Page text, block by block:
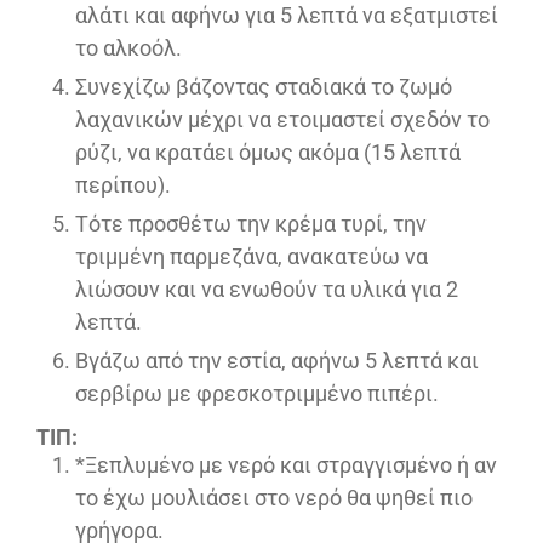
αλάτι και αφήνω για 5 λεπτά να εξατμιστεί
το αλκοόλ.
Συνεχίζω βάζοντας σταδιακά το ζωμό
λαχανικών μέχρι να ετοιμαστεί σχεδόν το
ρύζι, να κρατάει όμως ακόμα (15 λεπτά
περίπου).
Τότε προσθέτω την κρέμα τυρί, την
τριμμένη παρμεζάνα, ανακατεύω να
λιώσουν και να ενωθούν τα υλικά για 2
λεπτά.
Βγάζω από την εστία, αφήνω 5 λεπτά και
σερβίρω με φρεσκοτριμμένο πιπέρι.
ΤΙΠ:
*Ξεπλυμένο με νερό και στραγγισμένο ή αν
το έχω μουλιάσει στο νερό θα ψηθεί πιο
γρήγορα.